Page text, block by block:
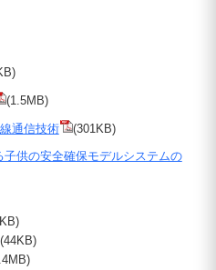
(1.5MB)
通信技術
(301KB)
供の安全確保モデルシステムの
(44KB)